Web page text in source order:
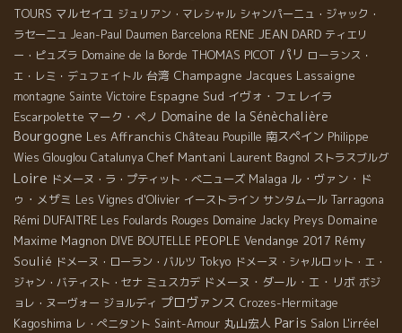
TOURS マルセイユ ジュリアン・マレシャル シャンパーニュ・ジャック・
ラセーニュ Jean-Paul Daumen Barcelona RENE JEAN DARD ティエリ
ー・ピュズラ Domaine de la Borde THOMAS PICOT パリ ローランス・
エ・レミ・デュフェイトル 台湾 Champagne Jacques Lassaigne
montagne Sainte Victoire Espagne Sud イヴォ・フェレイラ
Escarpolette マーク・ペノ Domaine de la Sénèchalière
Bourgogne Les Affranchis Château Poupille 南スペイン Philippe
Wies Glouglou Catalunya Chef Mantani Laurent Bagnol ストラスブルグ
Loire ドメーヌ・ラ・プティット・べニューズ Malaga ル・ヴァン・ド
ゥ・メザミ Les Vignes d'Olivier イーストライン サンタムール Tarragona
Rémi DUFAITRE Les Foulards Rouges Domaine Jacky Preys Domaine
Maxime Magnon DIVE BOUTELLE PEOPLE Vendange 2017 Rémy
Soulié ドメーヌ・ローラン・バルツ Tokyo ドメーヌ・シャルロット・エ・
ジャン・バティスト・セナ ミュスカデ ドメーヌ・ダール・エ・リボ ボジ
ョレ・ヌーヴォー ジョルディ プロヴァンス Crozes-Hermitage
Kagoshima レ・ぺニタント Saint-Amour 丸山宏人 Paris Salon L'irréel